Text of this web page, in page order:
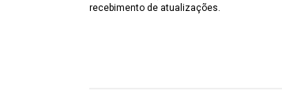
recebimento de atualizações.